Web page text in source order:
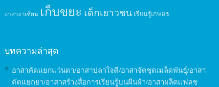
อาสาอาเซียน เก็บขยะ เด็กเยาวชน เรียนรู้เกษตร
บทความล่าสุด
อาสาคัดแยกแว่นตา/อาสาปลาใจดี/อาสาจัดชุดเมล็ดพันธุ์/อาสา
คัดแยกยา/อาสาสร้างสื่อการเรียนรู้บนผืนผ้า/อาสาผลิตแฟลช